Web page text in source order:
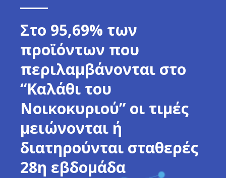
Στο 95,69% των
προϊόντων που
περιλαμβάνονται στο
“Kαλάθι του
Νοικοκυριού” οι τιμές
μειώνονται ή
διατηρούνται σταθερές
28η εβδομάδα